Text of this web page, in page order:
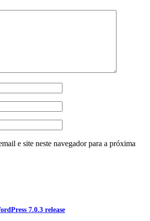
e site neste navegador para a próxima
7.0.3 release